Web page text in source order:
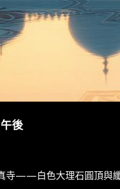
後
寺——白色大理石圓頂與